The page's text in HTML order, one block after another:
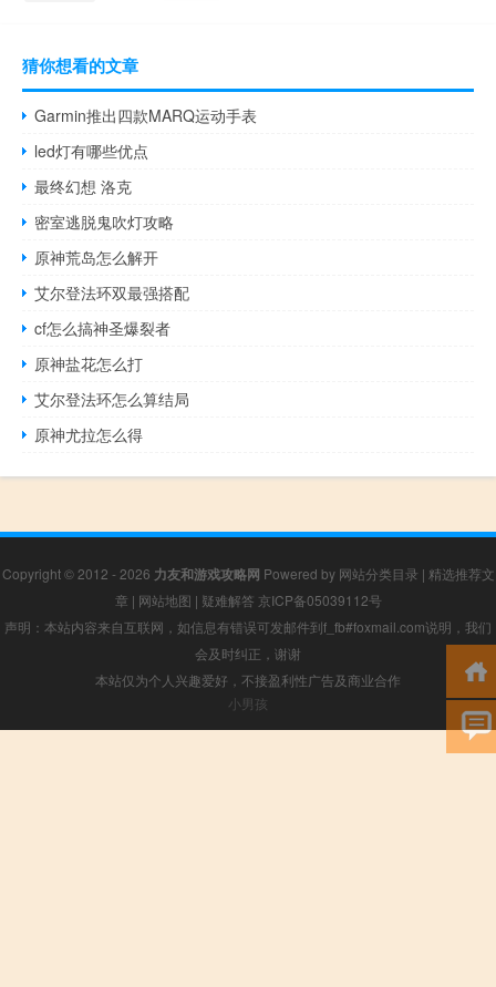
猜你想看的文章
Garmin推出四款MARQ运动手表
led灯有哪些优点
最终幻想 洛克
密室逃脱鬼吹灯攻略
原神荒岛怎么解开
艾尔登法环双最强搭配
cf怎么搞神圣爆裂者
原神盐花怎么打
艾尔登法环怎么算结局
原神尤拉怎么得
Copyright © 2012 - 2026 力友和游戏攻略网 Powered by 网站分类目录 | 精选推荐文
章 | 网站地图 | 疑难解答 京ICP备05039112号
声明：本站内容来自互联网，如信息有错误可发邮件到f_fb#foxmail.com说明，我们
会及时纠正，谢谢
本站仅为个人兴趣爱好，不接盈利性广告及商业合作
小男孩